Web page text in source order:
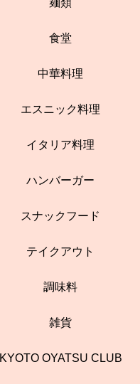
食堂
中華料理
エスニック料理
イタリア料理
ハンバーガー
スナックフード
テイクアウト
調味料
雑貨
KYOTO OYATSU CLUB